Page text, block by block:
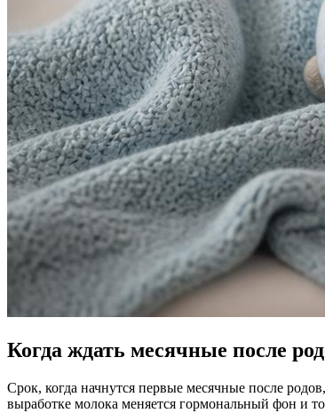
Когда ждать месячные после
Срок, когда начнутся первые месячные после
выработке молока меняется гормональный фон и